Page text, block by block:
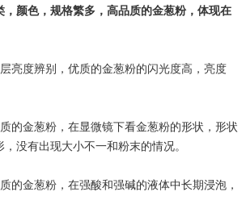
， 颜色， 规格繁多 ， 高品质的金葱粉， 体现在
层亮度辨别 ， 优质的金葱粉的闪光度高 ， 亮度
质的金葱粉 ， 在显微镜下看金葱粉的形状 ， 形状
， 没有出现大小不一和粉末的情况。
质的金葱粉 ， 在强酸和强碱的液体中长期浸泡 ，